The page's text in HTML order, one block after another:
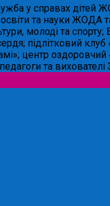
у справах дітей
та науки ЖОДА
молоді та спорту;
підлітковий клуб
центр оздоровчий
та